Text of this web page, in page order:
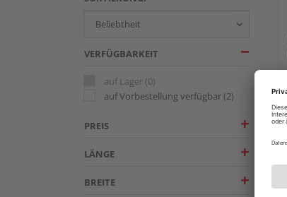
VERFÜGBARKEIT
auf Lager (0)
auf Vorbestellung verfügbar(2)
PREIS
LÄNGE
BREITE